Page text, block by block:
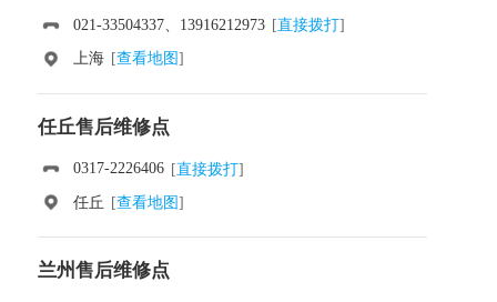
021-33504337、13916212973 [直接拨打]
上海 [查看地图]
任丘售后维修点
0317-2226406 [直接拨打]
任丘 [查看地图]
兰州售后维修点